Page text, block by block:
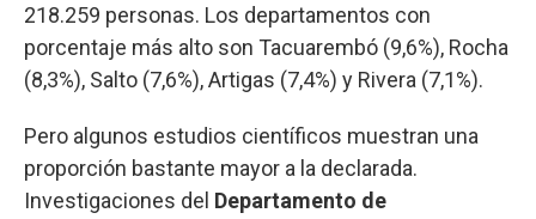
218.259 personas. Los departamentos con
porcentaje más alto son Tacuarembó (9,6%), Rocha
(8,3%), Salto (7,6%), Artigas (7,4%) y Rivera (7,1%).
Pero algunos estudios científicos muestran una
proporción bastante mayor a la declarada.
Investigaciones del Departamento de